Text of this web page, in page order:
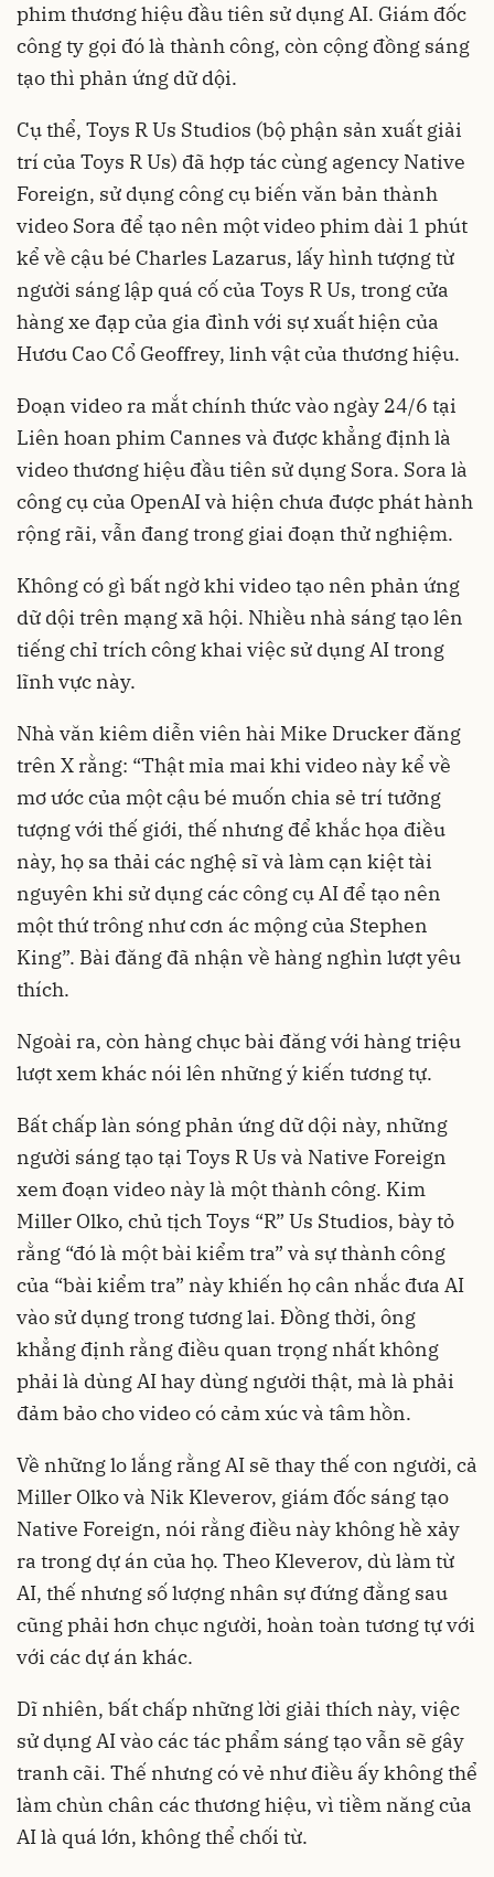
phim thương hiệu đầu tiên sử dụng AI. Giám đốc
công ty gọi đó là thành công, còn cộng đồng sáng
tạo thì phản ứng dữ dội.
Cụ thể, Toys R Us Studios (bộ phận sản xuất giải
trí của Toys R Us) đã hợp tác cùng agency Native
Foreign, sử dụng công cụ biến văn bản thành
video Sora để tạo nên một video phim dài 1 phút
kể về cậu bé Charles Lazarus, lấy hình tượng từ
người sáng lập quá cố của Toys R Us, trong cửa
hàng xe đạp của gia đình với sự xuất hiện của
Hươu Cao Cổ Geoffrey, linh vật của thương hiệu.
Đoạn video ra mắt chính thức vào ngày 24/6 tại
Liên hoan phim Cannes và được khẳng định là
video thương hiệu đầu tiên sử dụng Sora. Sora là
công cụ của OpenAI và hiện chưa được phát hành
rộng rãi, vẫn đang trong giai đoạn thử nghiệm.
Không có gì bất ngờ khi video tạo nên phản ứng
dữ dội trên mạng xã hội. Nhiều nhà sáng tạo lên
tiếng chỉ trích công khai việc sử dụng AI trong
lĩnh vực này.
Nhà văn kiêm diễn viên hài Mike Drucker đăng
trên X rằng: “Thật mỉa mai khi video này kể về
mơ ước của một cậu bé muốn chia sẻ trí tưởng
tượng với thế giới, thế nhưng để khắc họa điều
này, họ sa thải các nghệ sĩ và làm cạn kiệt tài
nguyên khi sử dụng các công cụ AI để tạo nên
một thứ trông như cơn ác mộng của Stephen
King”. Bài đăng đã nhận về hàng nghìn lượt yêu
thích.
Ngoài ra, còn hàng chục bài đăng với hàng triệu
lượt xem khác nói lên những ý kiến tương tự.
Bất chấp làn sóng phản ứng dữ dội này, những
người sáng tạo tại Toys R Us và Native Foreign
xem đoạn video này là một thành công. Kim
Miller Olko, chủ tịch Toys “R” Us Studios, bày tỏ
rằng “đó là một bài kiểm tra” và sự thành công
của “bài kiểm tra” này khiến họ cân nhắc đưa AI
vào sử dụng trong tương lai. Đồng thời, ông
khẳng định rằng điều quan trọng nhất không
phải là dùng AI hay dùng người thật, mà là phải
đảm bảo cho video có cảm xúc và tâm hồn.
Về những lo lắng rằng AI sẽ thay thế con người, cả
Miller Olko và Nik Kleverov, giám đốc sáng tạo
Native Foreign, nói rằng điều này không hề xảy
ra trong dự án của họ. Theo Kleverov, dù làm từ
AI, thế nhưng số lượng nhân sự đứng đằng sau
cũng phải hơn chục người, hoàn toàn tương tự với
với các dự án khác.
Dĩ nhiên, bất chấp những lời giải thích này, việc
sử dụng AI vào các tác phẩm sáng tạo vẫn sẽ gây
tranh cãi. Thế nhưng có vẻ như điều ấy không thể
làm chùn chân các thương hiệu, vì tiềm năng của
AI là quá lớn, không thể chối từ.